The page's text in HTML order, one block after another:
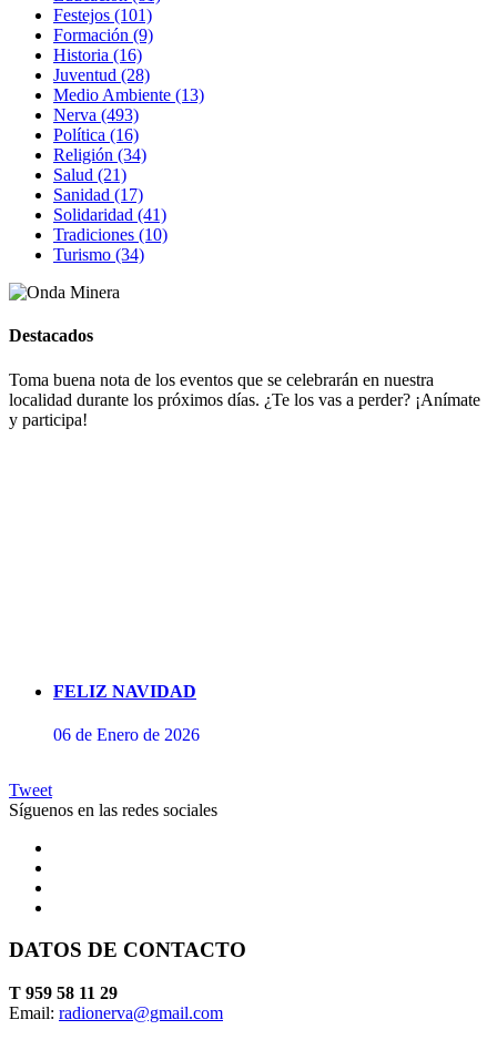
Festejos (101)
Formación (9)
Historia (16)
Juventud (28)
Medio Ambiente (13)
Nerva (493)
Política (16)
Religión (34)
Salud (21)
Sanidad (17)
Solidaridad (41)
Tradiciones (10)
Turismo (34)
Destacados
Toma buena nota de los eventos que se celebrarán en nuestra
localidad durante los próximos días. ¿Te los vas a perder? ¡Anímate
y participa!
FELIZ NAVIDAD
06 de Enero de 2026
Concierto de Perianes
Tweet
Síguenos en las redes sociales
DATOS DE CONTACTO
T 959 58 11 29
Email: radionerva@gmail.com